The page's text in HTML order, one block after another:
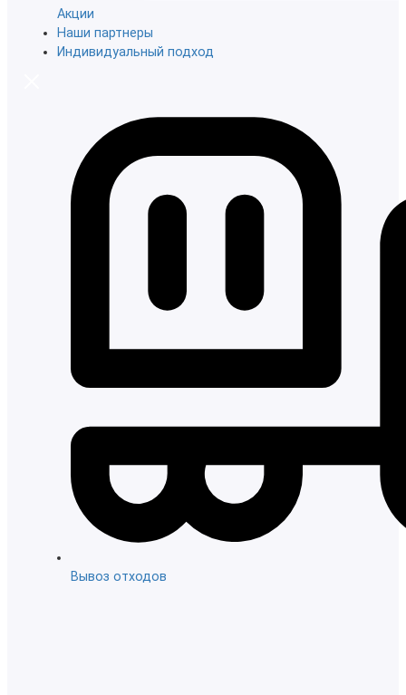
Акции
Наши партнеры
Индивидуальный подход
Вывоз отходов